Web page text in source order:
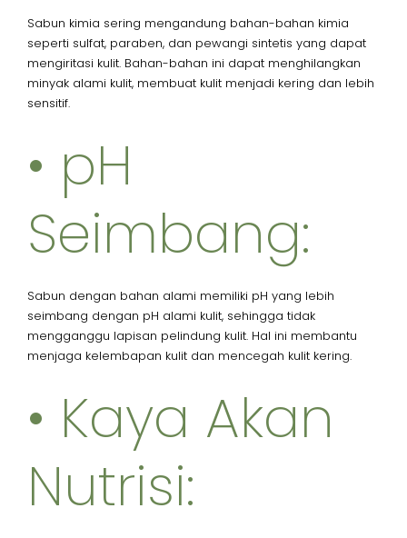
Sabun kimia sering mengandung bahan-bahan kimia
seperti sulfat, paraben, dan pewangi sintetis yang dapat
mengiritasi kulit. Bahan-bahan ini dapat menghilangkan
minyak alami kulit, membuat kulit menjadi kering dan lebih
sensitif.
• pH
Seimbang:
Sabun dengan bahan alami memiliki pH yang lebih
seimbang dengan pH alami kulit, sehingga tidak
mengganggu lapisan pelindung kulit. Hal ini membantu
menjaga kelembapan kulit dan mencegah kulit kering.
• Kaya Akan
Nutrisi: